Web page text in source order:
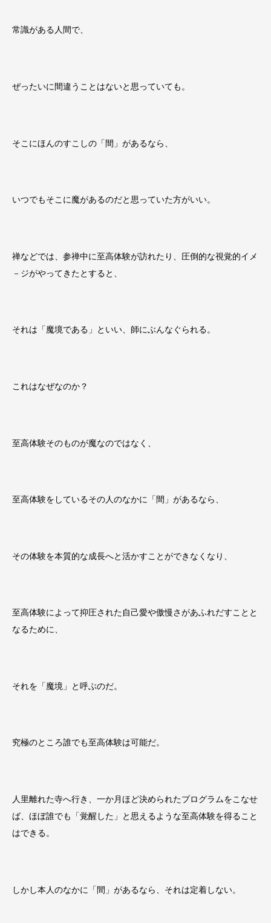
常識がある人間で、
ぜったいに間違うことはないと思っていても。
そこにほんのすこしの「間」があるなら、
いつでもそこに魔があるのだと思っていた方がいい。
禅などでは、参禅中に至高体験が訪れたり、圧倒的な視覚的イメ
－ジがやってきたとすると、
それは「魔境である」といい、師にぶんなぐられる。
これはなぜなのか？
至高体験そのものが魔なのではなく、
至高体験をしているその人のなかに「間」があるなら、
その体験を本質的な成長へと活かすことができなくなり、
至高体験によって抑圧された自己愛や傲慢さがあふれだすことと
なるために、
それを「魔境」と呼ぶのだ。
究極のところ誰でも至高体験は可能だ。
人里離れた寺へ行き、一か月ほど決められたプログラムをこなせ
ば、ほぼ誰でも「覚醒した」と思えるような至高体験を得ること
はできる。
しかし本人のなかに「間」があるなら、それは定着しない。